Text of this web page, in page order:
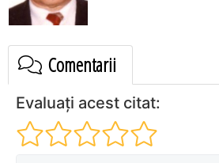
Comentarii
Evaluați acest citat: